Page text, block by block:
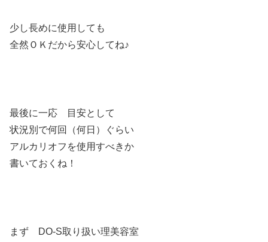
少し長めに使用しても
全然ＯＫだから安心してね♪
最後に一応 目安として
状況別で何回（何日）ぐらい
アルカリオフを使用すべきか
書いておくね！
まず DO-S取り扱い理美容室